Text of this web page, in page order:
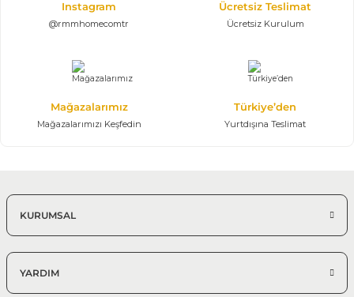
Modern Yemek Masaları
Instagram
@rmmhomecomtr
Ücretsiz Teslimat
Ücretsiz Kurulum
Mağazalarımız
Mağazalarımızı Keşfedin
Türkiye’den
Yurtdışına Teslimat
KURUMSAL
YARDIM